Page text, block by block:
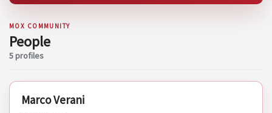
MOX COMMUNITY
People
5 profiles
PERSON
Marco Verani